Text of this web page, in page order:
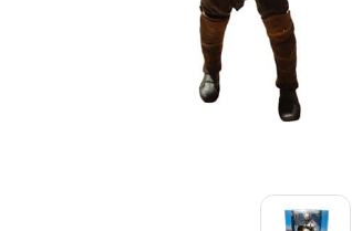
دستگاه بخور سرد کودک